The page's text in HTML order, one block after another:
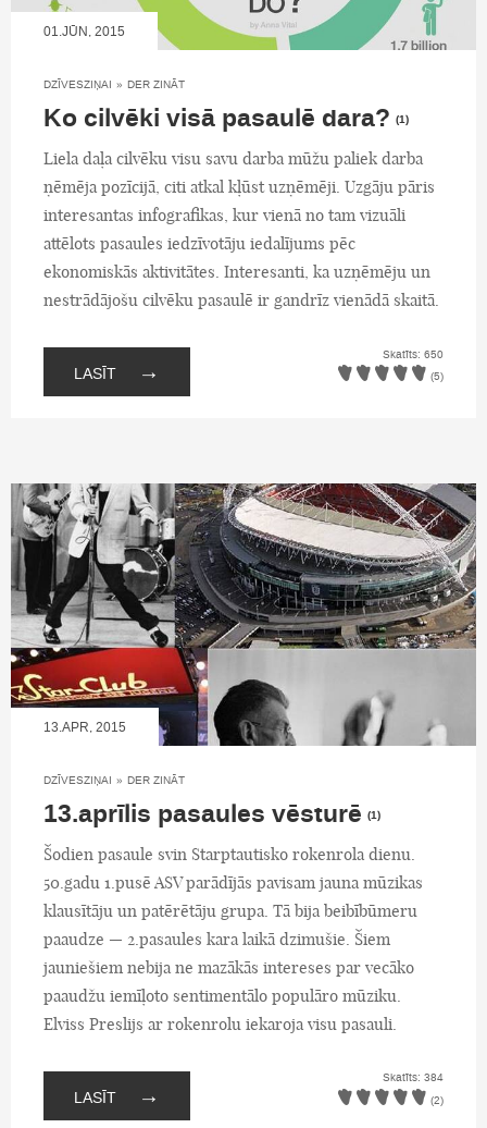
01.JŪN, 2015
DZĪVESZIŅAI » DER ZINĀT
Ko cilvēki visā pasaulē dara? (1)
Liela daļa cilvēku visu savu darba mūžu paliek darba
ņēmēja pozīcijā, citi atkal kļūst uzņēmēji. Uzgāju pāris
interesantas infografikas, kur vienā no tam vizuāli
attēlots pasaules iedzīvotāju iedalījums pēc
ekonomiskās aktivitātes. Interesanti, ka uzņēmēju un
nestrādājošu cilvēku pasaulē ir gandrīz vienādā skaitā.
LASĪT →
Skatīts: 650
(5)
13.APR, 2015
DZĪVESZIŅAI » DER ZINĀT
13.aprīlis pasaules vēsturē (1)
Šodien pasaule svin Starptautisko rokenrola dienu.
50.gadu 1.pusē ASV parādījās pavisam jauna mūzikas
klausītāju un patērētāju grupa. Tā bija beibībūmeru
paaudze — 2.pasaules kara laikā dzimušie. Šiem
jauniešiem nebija ne mazākās intereses par vecāko
paaudžu iemīļoto sentimentālo populāro mūziku.
Elviss Preslijs ar rokenrolu iekaroja visu pasauli.
LASĪT →
Skatīts: 384
(2)